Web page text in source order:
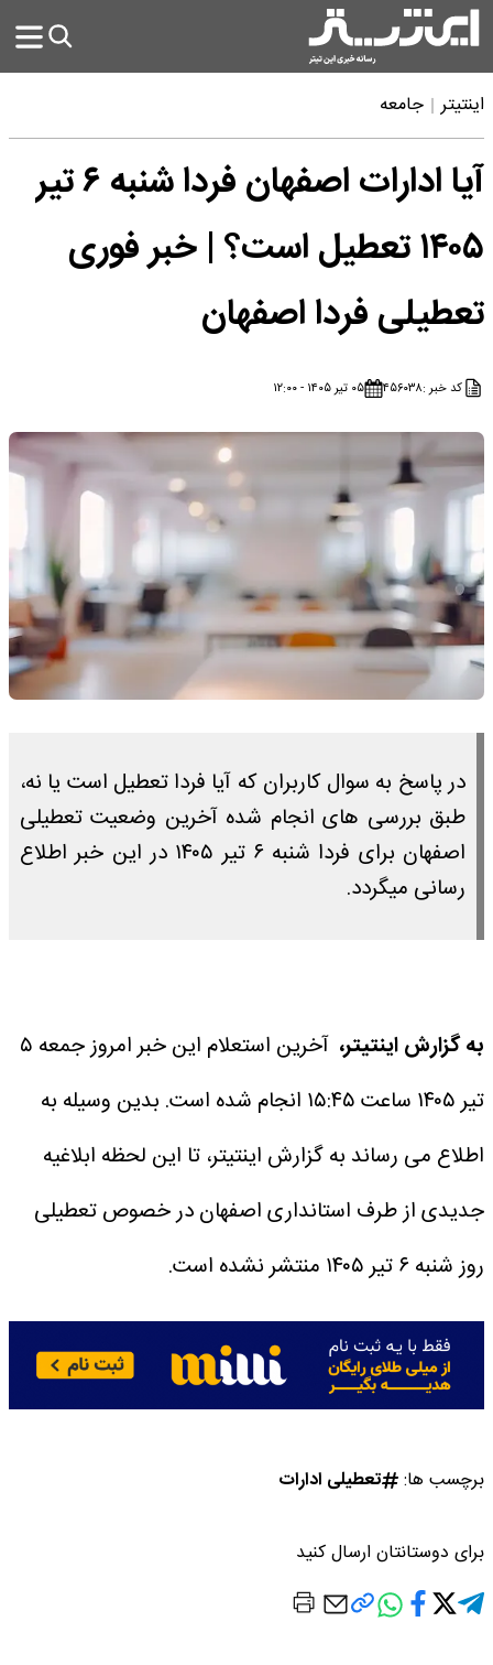
اینتیتر جامعه
آیا ادارات اصفهان فردا شنبه ۶ تیر
۱۴۰۵ تعطیل است؟ | خبر فوری
تعطیلی فردا اصفهان
کد خبر :۴۵۶۰۳۸ ۰۵ تیر ۱۴۰۵ - ۱۲:۰۰
در پاسخ به سوال کاربران که آیا فردا تعطیل است یا نه،
طبق بررسی های انجام شده آخرین وضعیت تعطیلی
اصفهان برای فردا شنبه ۶ تیر ۱۴۰۵ در این خبر اطلاع
رسانی میگردد.
به گزارش اینتیتر،
آخرین استعلام این خبر امروز جمعه ۵
تیر ۱۴۰۵ ساعت ۱۵:۴۵ انجام شده است.
بدین وسیله به
اطلاع می رساند به گزارش اینتیتر، تا این لحظه ابلاغیه
جدیدی از طرف استانداری اصفهان در خصوص تعطیلی
روز شنبه ۶ تیر ۱۴۰۵ منتشر نشده است.
برچسب ها: تعطیلی ادارات
برای دوستانتان ارسال کنید